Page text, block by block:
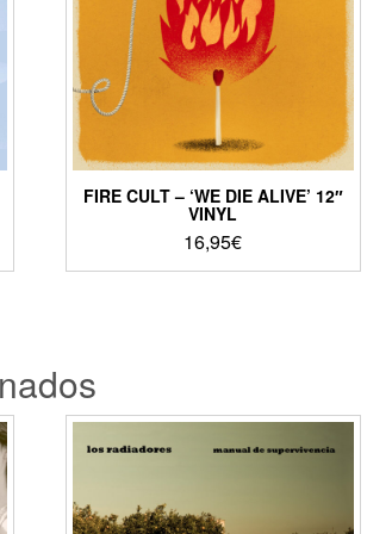
FIRE CULT – ‘WE DIE ALIVE’ 12″
VINYL
16,95€